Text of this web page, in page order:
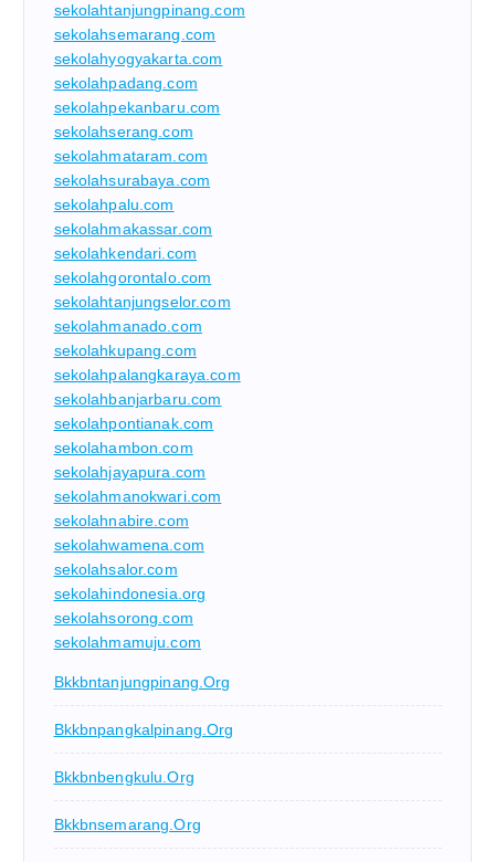
sekolahtanjungpinang.com
sekolahsemarang.com
sekolahyogyakarta.com
sekolahpadang.com
sekolahpekanbaru.com
sekolahserang.com
sekolahmataram.com
sekolahsurabaya.com
sekolahpalu.com
sekolahmakassar.com
sekolahkendari.com
sekolahgorontalo.com
sekolahtanjungselor.com
sekolahmanado.com
sekolahkupang.com
sekolahpalangkaraya.com
sekolahbanjarbaru.com
sekolahpontianak.com
sekolahambon.com
sekolahjayapura.com
sekolahmanokwari.com
sekolahnabire.com
sekolahwamena.com
sekolahsalor.com
sekolahindonesia.org
sekolahsorong.com
sekolahmamuju.com
Bkkbntanjungpinang.org
Bkkbnpangkalpinang.org
Bkkbnbengkulu.org
Bkkbnsemarang.org